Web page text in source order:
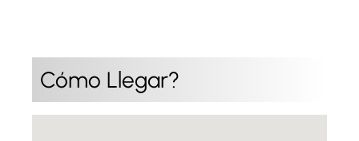
Cómo Llegar?